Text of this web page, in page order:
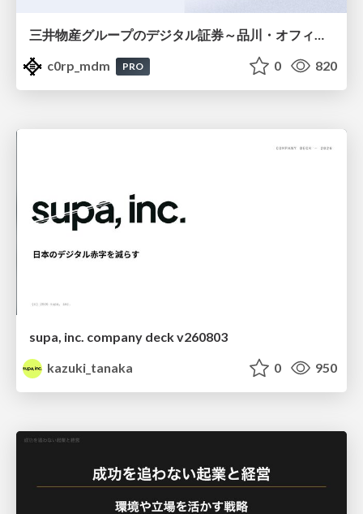
三井物産グループのデジタル証券～品川・オフィス＆ホテル～徹底解説セミナー
c0rp_mdm
PRO 0 820
supa, inc. company deck v260803
kazuki_tanaka
0 950